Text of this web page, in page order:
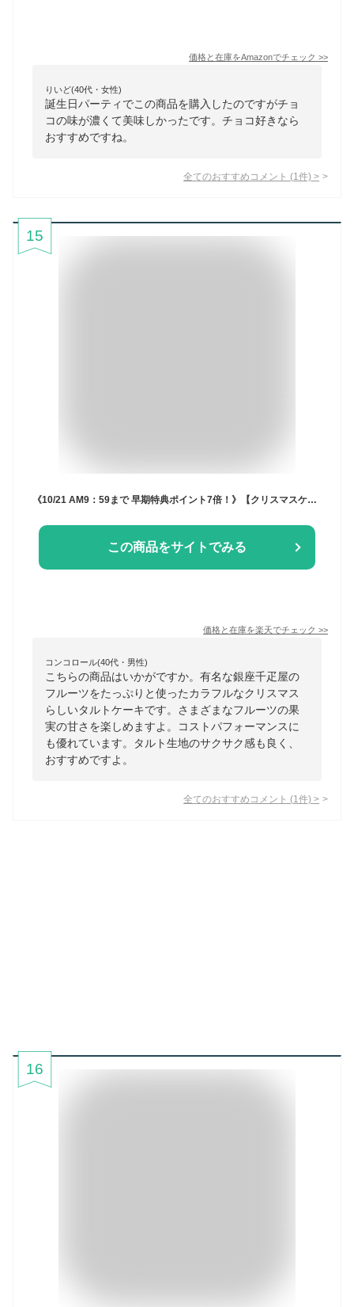
価格と在庫をAmazonでチェック >>
りいど(40代・女性)
誕生日パーティでこの商品を購入したのですがチョ
コの味が濃くて美味しかったです。チョコ好きなら
おすすめですね。
全てのおすすめコメント (1 件) >
15
《10/21 AM9：59まで 早期特典ポイント7倍！》【クリスマスケーキ予約・2025】「銀座千疋屋（せんびきや）」銀座タルト（フルーツ）【送料無料】[美食サークル]
この商品をサイトでみる
価格と在庫を楽天でチェック >>
コンコロール(40代・男性)
こちらの商品はいかがですか。有名な銀座千疋屋の
フルーツをたっぷりと使ったカラフルなクリスマス
らしいタルトケーキです。さまざまなフルーツの果
実の甘さを楽しめますよ。コストパフォーマンスに
も優れています。タルト生地のサクサク感も良く、
おすすめですよ。
全てのおすすめコメント (1 件) >
16